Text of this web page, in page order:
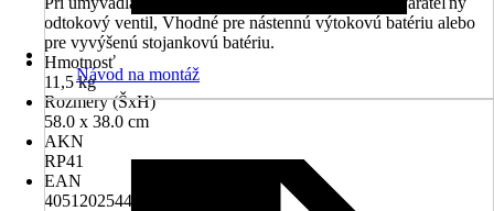
odtokový ventil, Vhodné pre nástennú výtokovú batériu alebo
pre vyvýšenú stojankovú batériu.
Hmotnosť
11,5 kg
Rozmery (ŠxH)
58.0 x 38.0 cm
AKN
RP41
EAN
4051202544294
Návod na montáž